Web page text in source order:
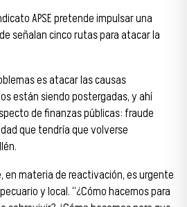
APSE pretende impulsar una
señalan cinco rutas para atacar la
es atacar las causas
están siendo postergadas, y ahí
de finanzas públicas: fraude
que tendría que volverse
en materia de reactivación, es urgente
y local. “¿Cómo hacemos para